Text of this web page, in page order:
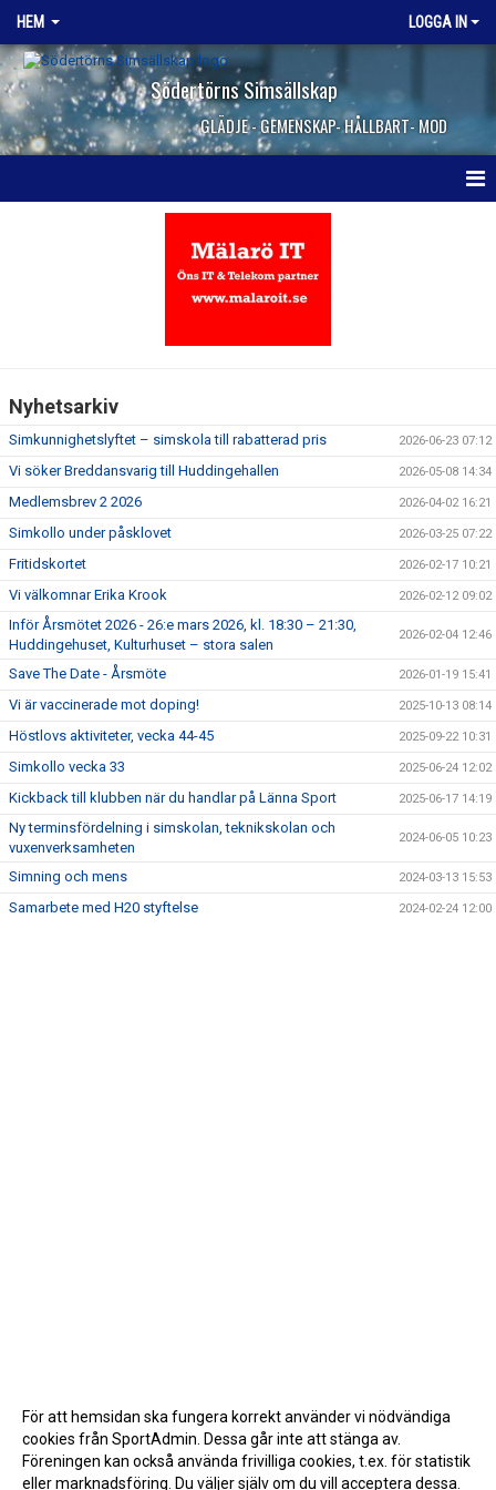
HEM LOGGA IN
Södertörns Simsällskap
GLÄDJE - GEMENSKAP- HÅLLBART- MOD
KONTAKTA OSS
JOBBA HOS OSS
Nyhetsarkiv
Simkunnighetslyftet – simskola till rabatterad pris 2026-06-23 07:12
Vi söker Breddansvarig till Huddingehallen 2026-05-08 14:34
Medlemsbrev 2 2026 2026-04-02 16:21
Simkollo under påsklovet 2026-03-25 07:22
Fritidskortet 2026-02-17 10:21
Vi välkomnar Erika Krook 2026-02-12 09:02
Inför Årsmötet 2026 - 26:e mars 2026, kl. 18:30 – 21:30,
Huddingehuset, Kulturhuset – stora salen
2026-02-04 12:46
Save The Date - Årsmöte 2026-01-19 15:41
Vi är vaccinerade mot doping! 2025-10-13 08:14
Höstlovs aktiviteter, vecka 44-45 2025-09-22 10:31
Simkollo vecka 33 2025-06-24 12:02
Kickback till klubben när du handlar på Länna Sport 2025-06-17 14:19
Ny terminsfördelning i simskolan, teknikskolan och
vuxenverksamheten
2024-06-05 10:23
Simning och mens 2024-03-13 15:53
Samarbete med H20 styftelse 2024-02-24 12:00
För att hemsidan ska fungera korrekt använder vi nödvändiga
cookies från SportAdmin. Dessa går inte att stänga av.
Föreningen kan också använda frivilliga cookies, t.ex. för statistik
eller marknadsföring. Du väljer själv om du vill acceptera dessa.